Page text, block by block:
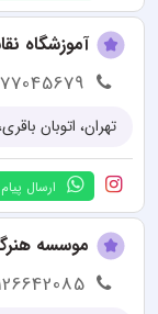
آموزشگاه
ارسال
موسسه